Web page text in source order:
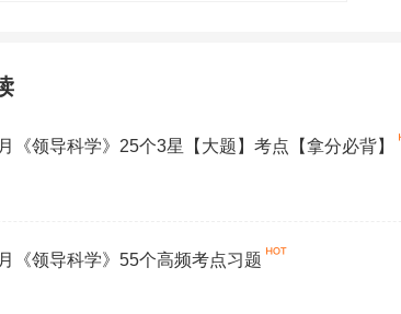
《领导科学》25个3星【大题】考点【拿分必背】
《领导科学》55个高频考点习题